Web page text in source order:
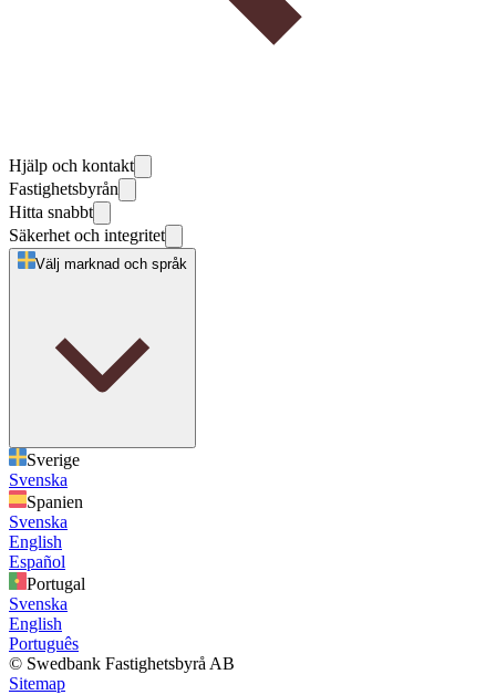
Hjälp och kontakt
Fastighetsbyrån
Hitta snabbt
Säkerhet och integritet
Välj marknad och språk
Sverige
Svenska
Spanien
Svenska
English
Español
Portugal
Svenska
English
Português
© Swedbank Fastighetsbyrå AB
Sitemap